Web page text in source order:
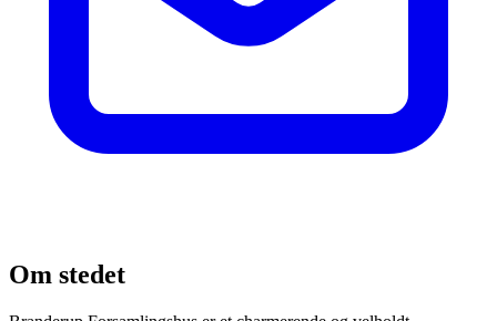
Om stedet